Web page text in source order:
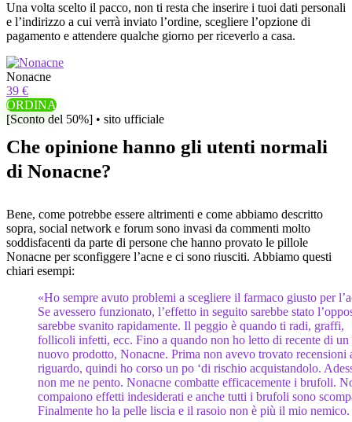
Una volta scelto il pacco, non ti resta che inserire i tuoi dati personali
e l’indirizzo a cui verrà inviato l’ordine, scegliere l’opzione di
pagamento e attendere qualche giorno per riceverlo a casa.
Nonacne
39 €
ORDINA
[Sconto del 50%] • sito ufficiale
Che opinione hanno gli utenti normali
di Nonacne?
Bene, come potrebbe essere altrimenti e come abbiamo descritto
sopra, social network e forum sono invasi da commenti molto
soddisfacenti da parte di persone che hanno provato le pillole
Nonacne per sconfiggere l’acne e ci sono riusciti. Abbiamo questi
chiari esempi:
«Ho sempre avuto problemi a scegliere il farmaco giusto per
Se avessero funzionato, l’effetto in seguito sarebbe stato
sarebbe svanito rapidamente. Il peggio è quando ti radi, graffi,
follicoli infetti, ecc. Fino a quando non ho letto di recente di un
nuovo prodotto, Nonacne. Prima non avevo trovato recensioni
riguardo, quindi ho corso un po ‘di rischio acquistandolo.
non me ne pento. Nonacne combatte efficacemente i brufoli.
compaiono effetti indesiderati e anche tutti i brufoli sono
Finalmente ho la pelle liscia e il rasoio non è più il mio nemico.